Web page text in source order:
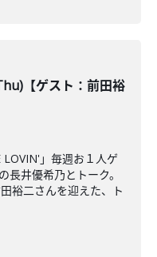
【ゲスト：前田裕
LOVIN'」毎週お１人ゲ
長井優希乃とトーク。
裕二さんを迎えた、ト